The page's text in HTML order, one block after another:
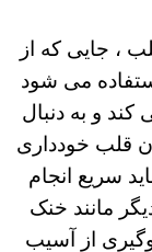
، جایی که از
می شود
و به دنبال
قلب خودداری
سریع انجام
مانند خنک
از آسیب